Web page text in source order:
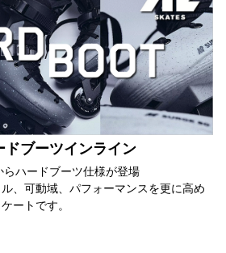
ドブーツインライン
ハードブーツ仕様が登場
、可動域、パフォーマンスを更に高め
ートです。